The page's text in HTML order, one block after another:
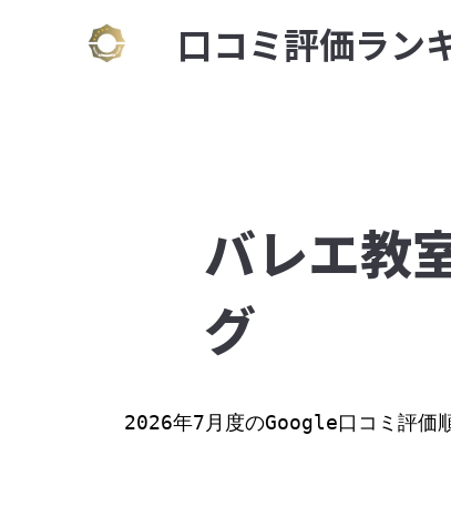
⼝コミ評価ラン
バレエ教
グ
2026年7月度のGoogle口コミ評価